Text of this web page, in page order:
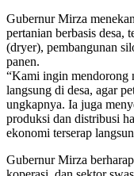
Gubernur Mirza
pertanian berbasis desa,
(dryer), pembangunan
panen.
“Kami ingin mendorong
langsung di desa, agar
ungkapnya. Ia juga
produksi dan distribusi
ekonomi terserap
Gubernur Mirza